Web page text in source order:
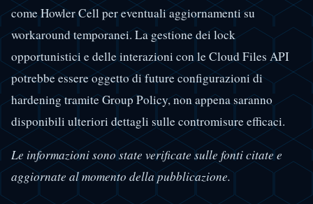
come Howler Cell per eventuali aggiornamenti su
workaround temporanei. La gestione dei lock
opportunistici e delle interazioni con le Cloud Files API
potrebbe essere oggetto di future configurazioni di
hardening tramite Group Policy, non appena saranno
disponibili ulteriori dettagli sulle contromisure efficaci.
Le informazioni sono state verificate sulle fonti citate e
aggiornate al momento della pubblicazione.